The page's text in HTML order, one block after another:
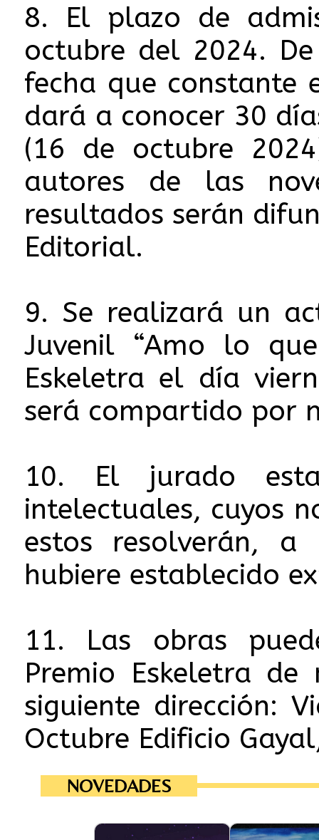
8. El plazo de
octubre del 2024.
fecha que constante
dará a conocer 30
(16 de octubre
autores de las
resultados serán
Editorial.
9. Se realizará un
Juvenil “Amo lo
Eskeletra el día
será compartido por
10. El jurado
intelectuales, cuyos
estos resolverán,
hubiere establecido
11. Las obras
Premio Eskeletra
siguiente dirección:
Octubre Edificio
NOVEDADES